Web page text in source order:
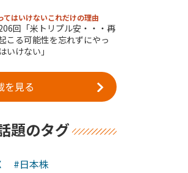
てはいけないこれだけの理由
回「米トリプル安・・・再
こる可能性を忘れずにやっ
いけない」
を見る
題のタグ
#日本株